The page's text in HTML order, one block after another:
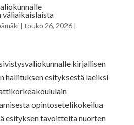
| touko 26, 2026|
kirjallisen
hallituksen esityksestä laeiksi
opintosetelikokeilua
esityksen tavoitteita nuorten